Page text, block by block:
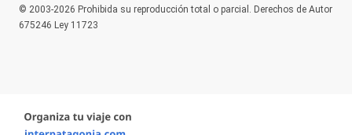
© 2003-2026 Prohibida su reproducción total o parcial. Derechos de Autor
675246 Ley 11723